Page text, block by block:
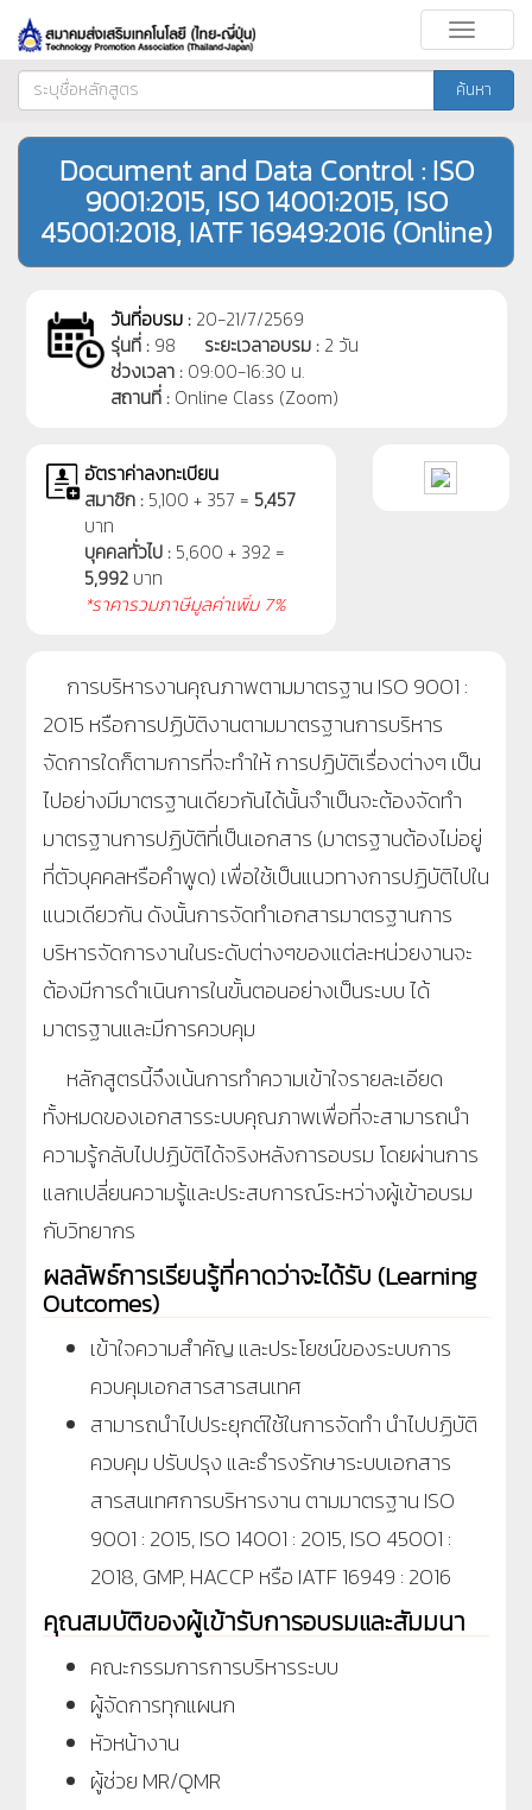
Toggle
ค้นหา
Document and Data Control : ISO
9001:2015, ISO 14001:2015, ISO
45001:2018, IATF 16949:2016 (Online)
วันที่อบรม : 20-21/7/2569
รุ่นที่ : 98 ระยะเวลาอบรม : 2 วัน
ช่วงเวลา : 09:00-16:30 น.
สถานที่ : Online Class (Zoom)
อัตราค่าลงทะเบียน
สมาชิก : 5,100 + 357 = 5,457
บาท
บุคคลทั่วไป : 5,600 + 392 =
5,992 บาท
*ราคารวมภาษีมูลค่าเพิ่ม 7%
การบริหารงานคุณภาพตามมาตรฐาน ISO 9001 :
2015 หรือการปฏิบัติงานตามมาตรฐานการบริหาร
จัดการใดก็ตามการที่จะทำให้ การปฏิบัติเรื่องต่างๆ เป็น
ไปอย่างมีมาตรฐานเดียวกันได้นั้นจำเป็นจะต้องจัดทำ
มาตรฐานการปฏิบัติที่เป็นเอกสาร (มาตรฐานต้องไม่อยู่
ที่ตัวบุคคลหรือคำพูด) เพื่อใช้เป็นแนวทางการปฏิบัติไปใน
แนวเดียวกัน ดังนั้นการจัดทำเอกสารมาตรฐานการ
บริหารจัดการงานในระดับต่างๆของแต่ละหน่วยงานจะ
ต้องมีการดำเนินการในขั้นตอนอย่างเป็นระบบ ได้
มาตรฐานและมีการควบคุม
หลักสูตรนี้จึงเน้นการทำความเข้าใจรายละเอียด
ทั้งหมดของเอกสารระบบคุณภาพเพื่อที่จะสามารถนำ
ความรู้กลับไปปฏิบัติได้จริงหลังการอบรม โดยผ่านการ
แลกเปลี่ยนความรู้และประสบการณ์ระหว่างผู้เข้าอบรม
กับวิทยากร
ผลลัพธ์การเรียนรู้ที่คาดว่าจะได้รับ (Learning
Outcomes)
เข้าใจความสำคัญ และประโยชน์ของระบบการ
ควบคุมเอกสารสารสนเทศ
สามารถนำไปประยุกต์ใช้ในการจัดทำ นำไปปฏิบัติ
ควบคุม ปรับปรุง และธำรงรักษาระบบเอกสาร
สารสนเทศการบริหารงาน ตามมาตรฐาน ISO
9001 : 2015, ISO 14001 : 2015, ISO 45001 :
2018, GMP, HACCP หรือ IATF 16949 : 2016
คุณสมบัติของผู้เข้ารับการอบรมและสัมมนา
คณะกรรมการการบริหารระบบ
ผู้จัดการทุกแผนก
หัวหน้างาน
ผู้ช่วย MR/QMR